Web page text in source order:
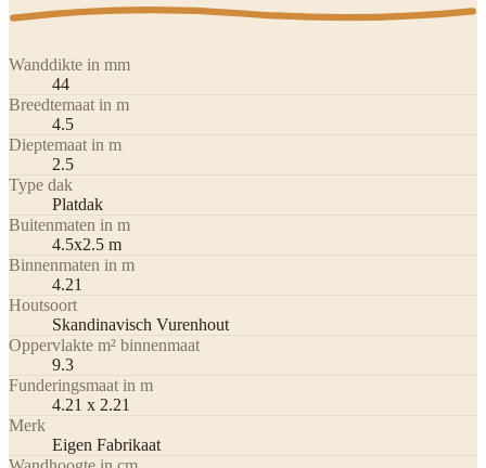
Wanddikte in mm
44
Breedtemaat in m
4.5
Dieptemaat in m
2.5
Type dak
Platdak
Buitenmaten in m
4.5x2.5 m
Binnenmaten in m
4.21
Houtsoort
Skandinavisch Vurenhout
Oppervlakte m² binnenmaat
9.3
Funderingsmaat in m
4.21 x 2.21
Merk
Eigen Fabrikaat